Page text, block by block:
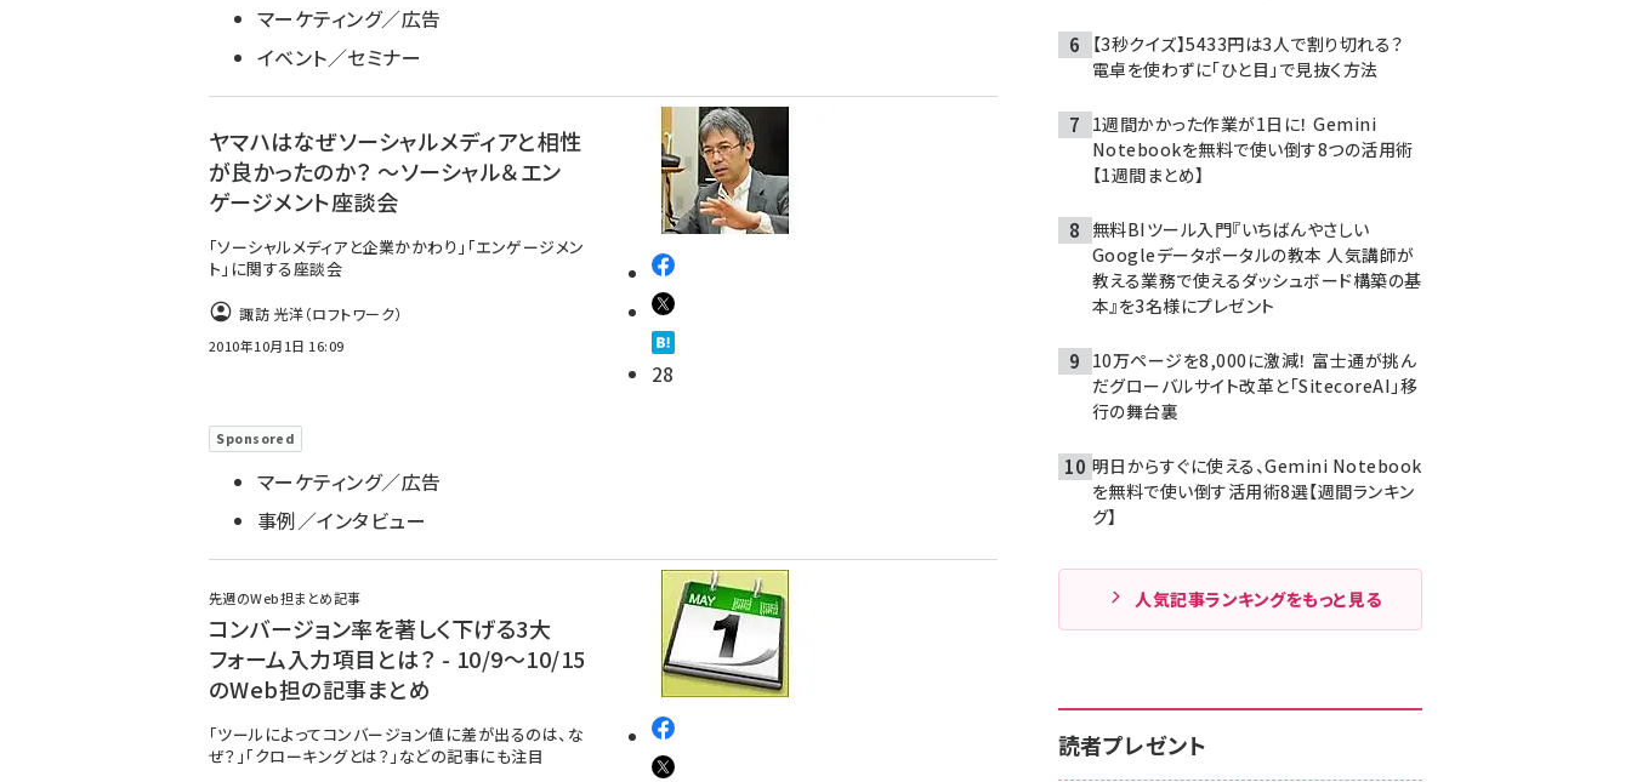
マーケティング／広告
イベント／セミナー
ヤマハはなぜソーシャルメディアと相性
が良かったのか？ ～ソーシャル＆エン
ゲージメント座談会
「ソーシャルメディアと企業かかわり」「エンゲージメン
ト」に関する座談会
諏訪 光洋（ロフトワーク）
2010年10月1日 16:09
28
Sponsored
マーケティング／広告
事例／インタビュー
先週のWeb担まとめ記事
コンバージョン率を著しく下げる3大
フォーム入力項目とは？ - 10/9～10/15
のWeb担の記事まとめ
「ツールによってコンバージョン値に差が出るのは、な
ぜ？」「クローキングとは？」などの記事にも注目
【3秒クイズ】5433円は3人で割り切れる？
電卓を使わずに「ひと目」で見抜く方法
1週間かかった作業が1日に！ Gemini
Notebookを無料で使い倒す8つの活用術
【1週間まとめ】
無料BIツール入門『いちばんやさしい
Googleデータポータルの教本 人気講師が
教える業務で使えるダッシュボード構築の基
本』を3名様にプレゼント
10万ページを8,000に激減！ 富士通が挑ん
だグローバルサイト改革と「SitecoreAI」移
行の舞台裏
明日からすぐに使える、Gemini Notebook
を無料で使い倒す活用術8選【週間ランキン
グ】
人気記事ランキングをもっと見る
読者プレゼント